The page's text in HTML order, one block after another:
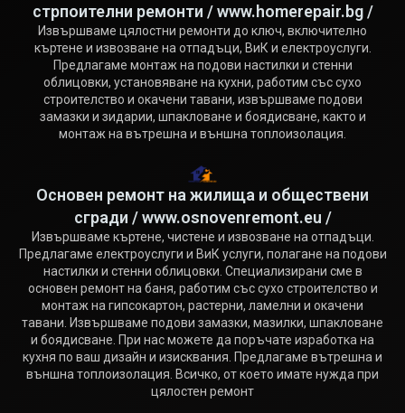
стрпоителни ремонти / www.homerepair.bg /
Извършваме цялостни ремонти до ключ, включително
къртене и извозване на отпадъци, ВиК и електроуслуги.
Предлагаме монтаж на подови настилки и стенни
облицовки, установяване на кухни, работим със сухо
строителство и окачени тавани, извършваме подови
замазки и зидарии, шпакловане и боядисване, както и
монтаж на вътрешна и външна топлоизолация.
Основен ремонт на жилища и обществени
сгради / www.osnovenremont.eu /
Извършваме къртене, чистене и извозване на отпадъци.
Предлагаме електроуслуги и ВиК услуги, полагане на подови
настилки и стенни облицовки. Специализирани сме в
основен ремонт на баня, работим със сухо строителство и
монтаж на гипсокартон, растерни, ламелни и окачени
тавани. Извършваме подови замазки, мазилки, шпакловане
и боядисване. При нас можете да поръчате изработка на
кухня по ваш дизайн и изисквания. Предлагаме вътрешна и
външна топлоизолация. Всичко, от което имате нужда при
цялостен ремонт